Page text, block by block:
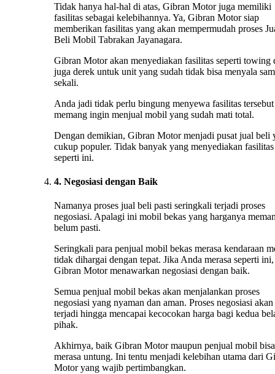
Tidak hanya hal-hal di atas, Gibran Motor juga memiliki
fasilitas sebagai kelebihannya. Ya, Gibran Motor siap
memberikan fasilitas yang akan mempermudah proses
Beli Mobil Tabrakan Jayanagara.
Gibran Motor akan menyediakan fasilitas seperti towing
juga derek untuk unit yang sudah tidak bisa menyala
sekali.
Anda jadi tidak perlu bingung menyewa fasilitas
memang ingin menjual mobil yang sudah mati total.
Dengan demikian, Gibran Motor menjadi pusat jual beli
cukup populer. Tidak banyak yang menyediakan fasilitas
seperti ini.
4. Negosiasi dengan Baik
Namanya proses jual beli pasti seringkali terjadi proses
negosiasi. Apalagi ini mobil bekas yang harganya
belum pasti.
Seringkali para penjual mobil bekas merasa kendaraan
tidak dihargai dengan tepat. Jika Anda merasa seperti ini,
Gibran Motor menawarkan negosiasi dengan baik.
Semua penjual mobil bekas akan menjalankan proses
negosiasi yang nyaman dan aman. Proses negosiasi akan
terjadi hingga mencapai kecocokan harga bagi kedua
pihak.
Akhirnya, baik Gibran Motor maupun penjual mobil bisa
merasa untung. Ini tentu menjadi kelebihan utama dari
Motor yang wajib pertimbangkan.